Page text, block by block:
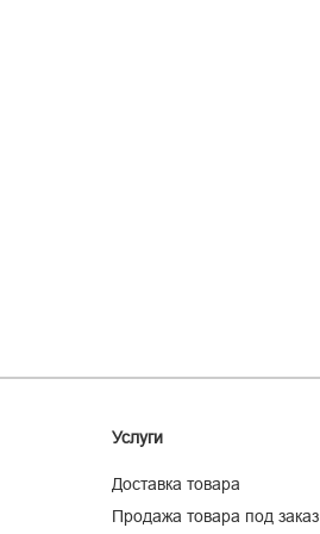
Услуги
Доставка товара
Продажа товара под заказ